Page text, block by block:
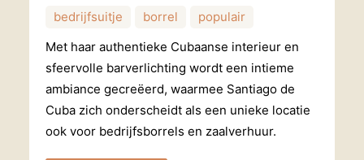
bedrijfsuitje borrel
populair
Met haar authentieke Cubaanse interieur en
sfeervolle barverlichting wordt een intieme
ambiance gecreëerd, waarmee Santiago de
Cuba zich onderscheidt als een unieke locatie
ook voor bedrijfsborrels en zaalverhuur.